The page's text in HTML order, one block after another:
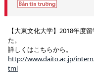
【大東文化大学】2018年度
た。
詳しくはこちらから。
http://www.daito.ac.jp/
tml